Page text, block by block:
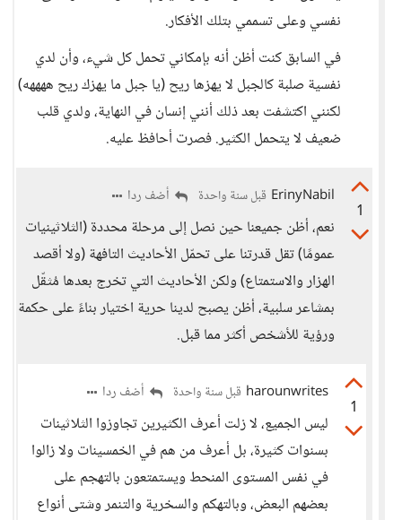
نفسي وعلى تسممي بتلك الأفكار.
في السابق كنت أظن أنه بإمكاني تحمل كل شيء، وأن لدي
نفسية صلبة كالجبل لا يهزها ريح (يا جبل ما يهزك ريح ههههه)
لكنني اكتشفت بعد ذلك أنني إنسان في النهاية، ولدي قلب
ضعيف لا يتحمل الكثير. فصرت أحافظ عليه.
1
ErinyNabil قبل سنة واحدة أضف ردا
نعم، أظن جميعنا حين نصل إلى مرحلة محددة (الثلاثينيات
عمومًا) تقل قدرتنا على تحمّل الأحاديث التافهة (ولا أقصد
الهزار والاستمتاع) ولكن الأحاديث التي تخرج بعدها مُثقّل
بمشاعر سلبية، أظن يصبح لدينا حرية اختيار بناءً على حكمة
ورؤية للأشخص أكثر مما قبل.
1
harounwrites قبل سنة واحدة أضف ردا
ليس الجميع، لا زلت أعرف الكثيرين تجاوزوا الثلاثينات
بسنوات كثيرة، بل أعرف من هم في الخمسينات ولا زالوا
في نفس المستوى المنحط ويستمتعون بالتهجم على
بعضهم البعض، وبالتهكم والسخرية والتنمر وشتى أنواع